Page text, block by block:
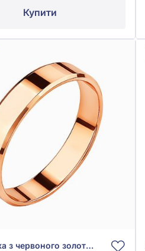
Купити
Американка з червоного золота 585°, без вставки, арт. КОА099